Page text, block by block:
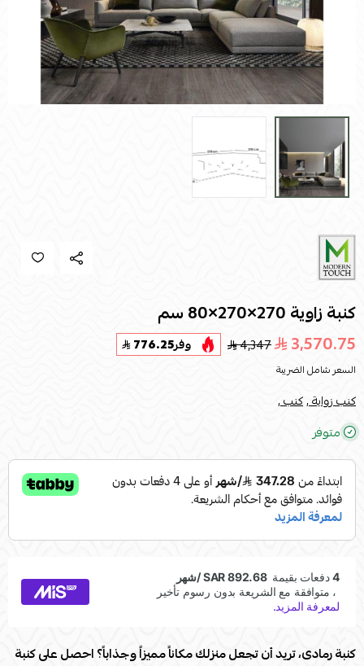
كنبة زاوية 270×270×80 سم
3,570.75
4,347 وفر776.25
السعر شامل الضريبة
كنب زواية ,كنب ,
متوفر
كنبة رمادى، تريد أن تجعل منزلك مكاناً مميزاً وجذاباً؟ احصل على كنبة